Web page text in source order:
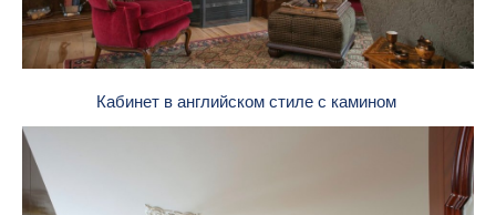
Кабинет в английском стиле с камином